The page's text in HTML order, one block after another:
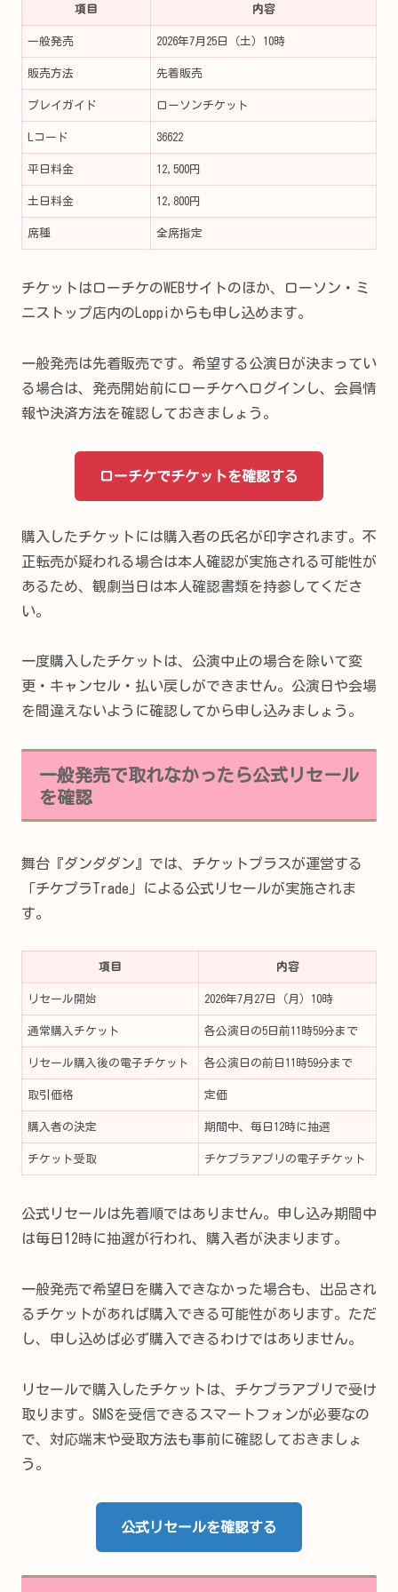
項目 内容
一般発売 2026年7月25日（土）10時
販売方法 先着販売
プレイガイド ローソンチケット
Lコード 36622
平日料金 12,500円
土日料金 12,800円
席種 全席指定
チケットはローチケのWEBサイトのほか、ローソン・ミ
ニストップ店内のLoppiからも申し込めます。
一般発売は先着販売です。希望する公演日が決まってい
る場合は、発売開始前にローチケへログインし、会員情
報や決済方法を確認しておきましょう。
ローチケでチケットを確認する
購入したチケットには購入者の氏名が印字されます。不
正転売が疑われる場合は本人確認が実施される可能性が
あるため、観劇当日は本人確認書類を持参してくださ
い。
一度購入したチケットは、公演中止の場合を除いて変
更・キャンセル・払い戻しができません。公演日や会場
を間違えないように確認してから申し込みましょう。
一般発売で取れなかったら公式リセール
を確認
舞台『ダンダダン』では、チケットプラスが運営する
「チケプラTrade」による公式リセールが実施されま
す。
項目 内容
リセール開始 2026年7月27日（月）10時
通常購入チケット 各公演日の5日前11時59分まで
リセール購入後の電子チケット 各公演日の前日11時59分まで
取引価格 定価
購入者の決定 期間中、毎日12時に抽選
チケット受取 チケプラアプリの電子チケット
公式リセールは先着順ではありません。申し込み期間中
は毎日12時に抽選が行われ、購入者が決まります。
一般発売で希望日を購入できなかった場合も、出品され
るチケットがあれば購入できる可能性があります。ただ
し、申し込めば必ず購入できるわけではありません。
リセールで購入したチケットは、チケプラアプリで受け
取ります。SMSを受信できるスマートフォンが必要なの
で、対応端末や受取方法も事前に確認しておきましょ
う。
公式リセールを確認する